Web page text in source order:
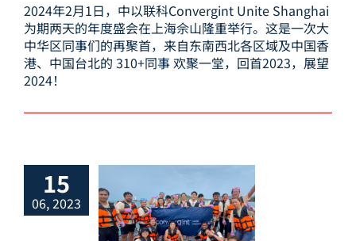
2024年2月1日，中以联科Convergint Unite Shanghai
为期两天的年度盛会在上海佘山隆重举行。这是一次大
中华区同事们的再聚首，来自东南西北各区域及中国香
港、中国台北的 310+同事 欢聚一堂，回首2023，展望
2024！
15
06, 2023